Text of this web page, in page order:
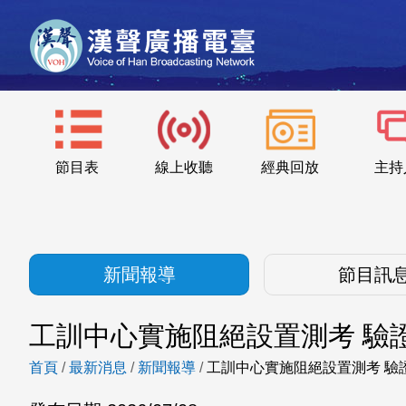
節目表 線上收聽 經典回放 主
新聞報導 節目訊
工訓中心實施阻絕設置測考 驗
首頁 /最新消息 / 新聞報導 / 工訓中心實施阻絕設置測考 驗